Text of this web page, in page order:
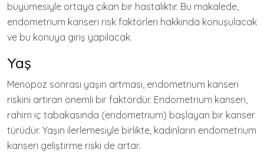
büyümesiyle ortaya çıkan bir hastalıktır. Bu makalede,
endometrium kanseri risk faktörleri hakkında konuşulacak
ve bu konuya giriş yapılacak.
Yaş
Menopoz sonrası yaşın artması, endometrium kanseri
riskini artıran önemli bir faktördür. Endometrium kanseri,
rahim iç tabakasında (endometrium) başlayan bir kanser
türüdür. Yaşın ilerlemesiyle birlikte, kadınların endometrium
kanseri geliştirme riski de artar.